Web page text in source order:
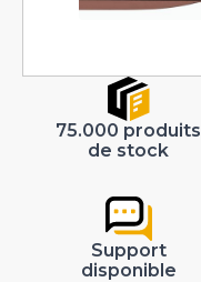
75.000 produits
de stock
Support
disponible